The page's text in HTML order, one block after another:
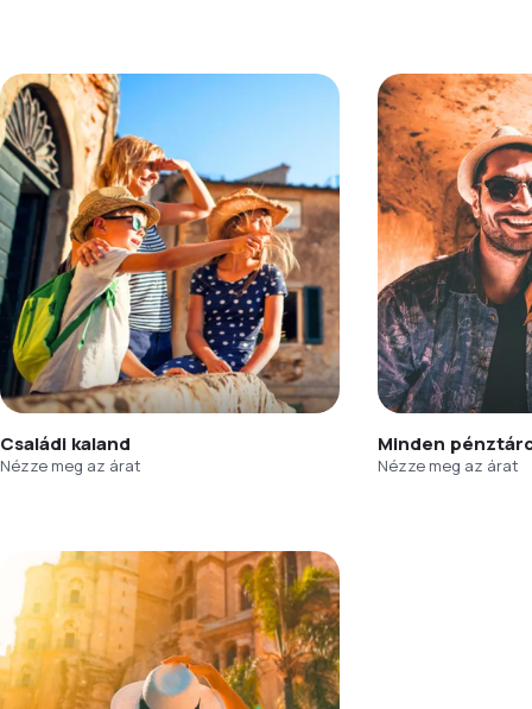
Családi kaland
Nézze meg az árat
Minden
Nézze meg az árat